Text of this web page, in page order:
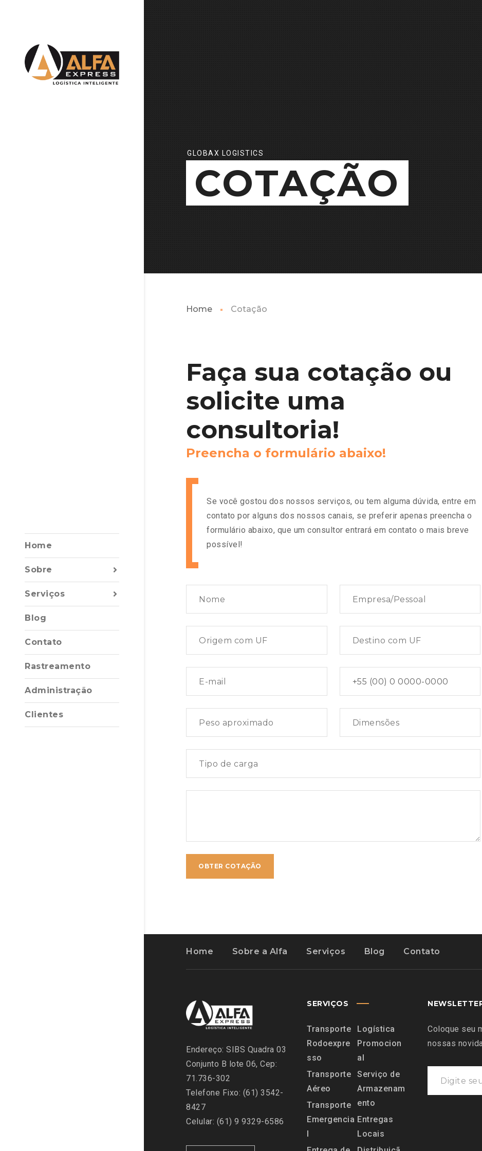
Home
Sobre
Serviços
Blog
Contato
Rastreamento
Administração
Clientes
GLOBAX LOGISTICS
COTAÇÃO
Home Cotação
Faça sua cotação ou
solicite uma
consultoria!
Preencha o formulário abaixo!
Se você gostou dos nossos serviços, ou tem alguma dúvida, entre em
contato por alguns dos nossos canais, se preferir apenas preencha o
formulário abaixo, que um consultor entrará em contato o mais breve
possível!
Home Sobre a Alfa Serviços Blog Contato
Endereço: SIBS Quadra 03
Conjunto B lote 06, Cep:
71.736-302
Telefone Fixo: (61) 3542-
8427
Celular: (61) 9 9329-6586
SERVIÇOS
Transporte
Rodoexpre
sso
Transporte
Aéreo
Transporte
Emergencia
l
Logística
Promocion
al
Serviço de
Armazenam
ento
Entregas
Locais
Coloque seu
nossas